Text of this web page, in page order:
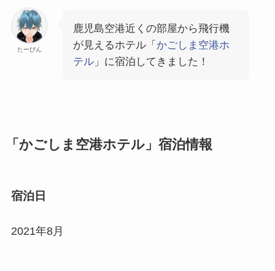
たーびん
鹿児島空港近くの部屋から飛行機
が見えるホテル「 かごしま空港ホ
テル」に宿泊してきました！
「かごしま空港ホテル」宿泊情報
宿泊日
2021年8月